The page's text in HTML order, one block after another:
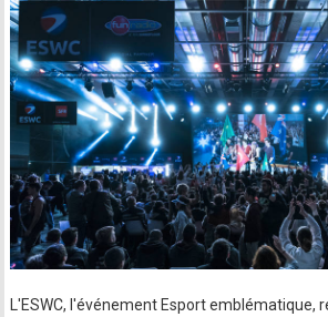
L'ESWC, l'événement Esport emblématique,